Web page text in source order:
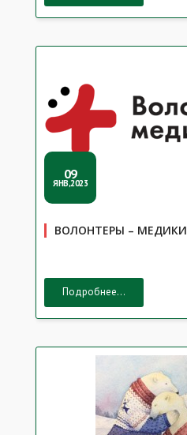
09
ЯНВ,2023
ВОЛОНТЕРЫ – МЕДИКИ
Подробнее...